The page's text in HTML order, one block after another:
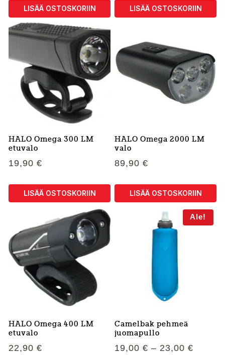
LISÄÄ OSTOSKORIIN LISÄÄ OSTOSKORIIN
HALO Omega 300 LM
etuvalo
19,90 €
LISÄÄ OSTOSKORIIN
HALO Omega 2000 LM
valo
89,90 €
LISÄÄ OSTOSKORIIN
HALO Omega 400 LM
etuvalo
22,90 €
Ale!
Camelbak pehmeä
juomapullo
19,00 € – 23,00 €